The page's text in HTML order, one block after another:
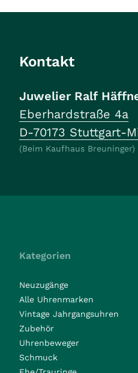
Kontakt
Juwelier Ralf
Eberhardstraße 4a
D-70173 Stuttgart-
(Beim Kaufhaus Breuninger)
Kategorien
Neuzugänge
Alle Uhrenmarken
Vintage Jahrgangsuhren
Zubehör
Uhrenbeweger
Schmuck